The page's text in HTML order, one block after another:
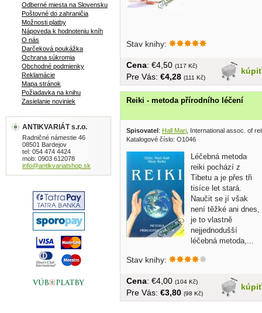
Stav knihy:
kúpiť
Cena: €4,50 (117 Kč)
Pre Vás: €4,28 (111 Kč)
Reiki - metoda přírodního léčení
Spisovatel: Hall Mari , International assoc. of
Katalogové číslo: O1046
Léčebná metoda
reiki pochází z
Tibetu a je přes tři
tisíce let stará.
Naučit se jí však
není těžké ani dnes,
je to vlastně
nejjednodušší
léčebná metoda,...
Stav knihy:
kúpiť
Cena: €4,00 (104 Kč)
Pre Vás: €3,80 (98 Kč)
Odberné miesta na Slovensku
Poštovné do zahraničia
Možnosti platby
Nápoveda k hodnoteniu kníh
O nás
Darčeková poukážka
Ochrana súkromia
Obchodné podmienky
Reklamácie
Mapa stránok
Požiadavka na knihu
Zasielanie noviniek
ANTIKVARIÁT s.r.o.
Radničné námestie 46
08501 Bardejov
tel: 054 474 4424
mob: 0903 612078
info@antikvariatshop.sk